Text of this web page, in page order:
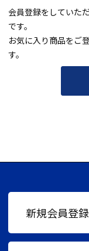
会員登録をしていた
です。
お気に入り商品をご
す。
新規会員登録